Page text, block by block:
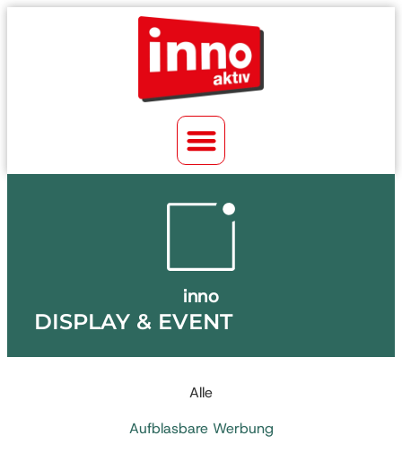
inno
DISPLAY & EVENT
Aufblasbare Werbung
Alle